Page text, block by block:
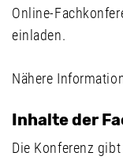
Online-
einladen.
Nähere
Inhalte der
Die Konferenz